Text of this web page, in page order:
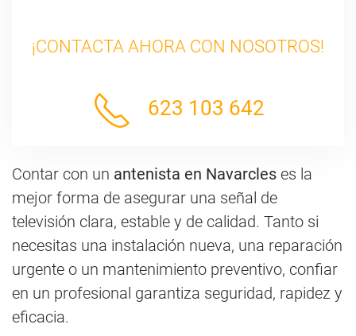
¡CONTACTA AHORA CON NOSOTROS!
623 103 642
Contar con un antenista en Navarcles es la
mejor forma de asegurar una señal de
televisión clara, estable y de calidad. Tanto si
necesitas una instalación nueva, una reparación
urgente o un mantenimiento preventivo, confiar
en un profesional garantiza seguridad, rapidez y
eficacia.